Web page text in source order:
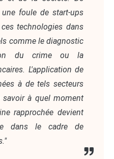
foule de start-ups
technologies dans
comme le diagnostic
du crime ou la
L'application de
à de tels secteurs
à quel moment
rapprochée devient
dans le cadre de